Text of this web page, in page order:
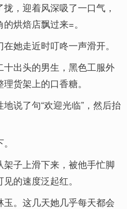
，迎着风深吸了一口气，
烘焙店飘过来=。
她走近时叮咚一声滑开。
出头的男生，黑色工服外
货架上的口香糖。
说了句“欢迎光临”，然后抬
子上滑下来，被他手忙脚
的速度泛起红。
。这几天她几乎每天都会